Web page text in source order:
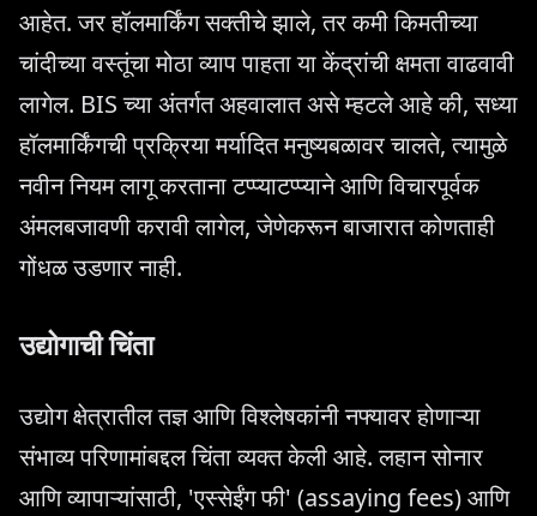
आहेत. जर हॉलमार्किंग सक्तीचे झाले, तर कमी किमतीच्या
चांदीच्या वस्तूंचा मोठा व्याप पाहता या केंद्रांची क्षमता वाढवावी
लागेल. BIS च्या अंतर्गत अहवालात असे म्हटले आहे की, सध्या
हॉलमार्किंगची प्रक्रिया मर्यादित मनुष्यबळावर चालते, त्यामुळे
नवीन नियम लागू करताना टप्प्याटप्प्याने आणि विचारपूर्वक
अंमलबजावणी करावी लागेल, जेणेकरून बाजारात कोणताही
गोंधळ उडणार नाही.
उद्योगाची चिंता
उद्योग क्षेत्रातील तज्ञ आणि विश्लेषकांनी नफ्यावर होणाऱ्या
संभाव्य परिणामांबद्दल चिंता व्यक्त केली आहे. लहान सोनार
आणि व्यापाऱ्यांसाठी, 'एस्सेईंग फी' (assaying fees) आणि